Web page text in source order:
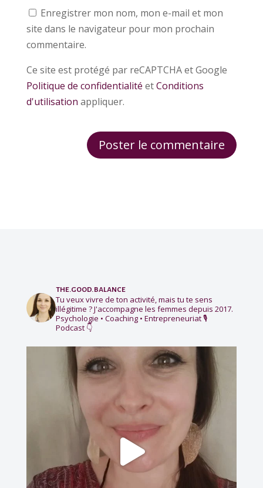
Enregistrer mon nom, mon e-mail et mon
site dans le navigateur pour mon prochain
commentaire.
Ce site est protégé par reCAPTCHA et Google
Politique de confidentialité etConditions
d'utilisation appliquer.
the.good.balance
Tu veux vivre de ton activité, mais tu te sens
illégitime ?J'accompagne les femmes depuis 2017.
Psychologie • Coaching • Entrepreneuriat🎙️
Podcast 👇